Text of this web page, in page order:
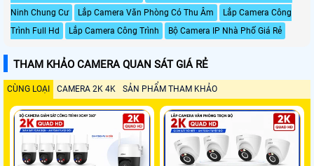
Ninh Chung Cư
Lắp Camera Văn Phòng Có Thu Âm
Lắp Camera Công
Trình Full Hd
Lắp Camera Công Trình Bộ Camera IP Nhà Phố Giá Rẻ
THAM KHẢO CAMERA QUAN SÁT GIÁ RẺ
CÙNG LOẠI CAMERA 2K 4K SẢN PHẨM THAM KHẢO